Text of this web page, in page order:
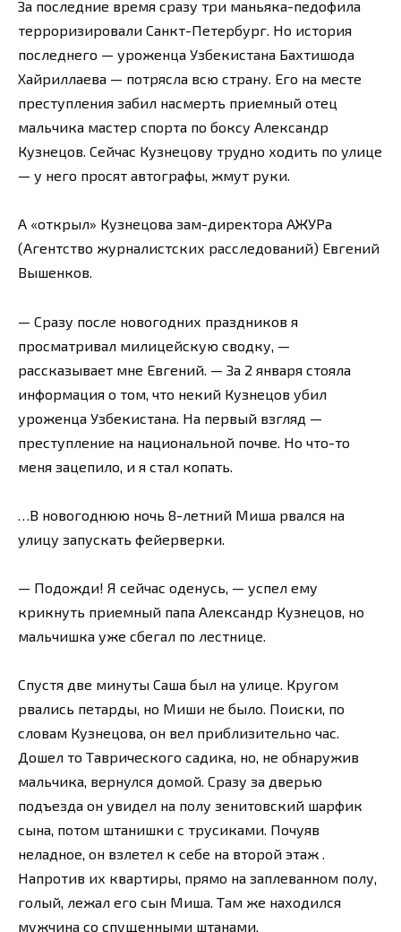
За последние время сразу три маньяка-педофила
терроризировали Санкт-Петербург. Но история
последнего — уроженца Узбекистана Бахтишода
Хайриллаева — потрясла всю страну. Его на месте
преступления забил насмерть приемный отец
мальчика мастер спорта по боксу Александр
Кузнецов. Сейчас Кузнецову трудно ходить по улице
— у него просят автографы, жмут руки.
А «открыл» Кузнецова зам-директора АЖУРа
(Агентство журналистских расследований) Евгений
Вышенков.
— Сразу после новогодних праздников я
просматривал милицейскую сводку, —
рассказывает мне Евгений. — За 2 января стояла
информация о том, что некий Кузнецов убил
уроженца Узбекистана. На первый взгляд —
преступление на национальной почве. Но что-то
меня зацепило, и я стал копать.
…В новогоднюю ночь 8-летний Миша рвался на
улицу запускать фейерверки.
— Подожди! Я сейчас оденусь, — успел ему
крикнуть приемный папа Александр Кузнецов, но
мальчишка уже сбегал по лестнице.
Спустя две минуты Саша был на улице. Кругом
рвались петарды, но Миши не было. Поиски, по
словам Кузнецова, он вел приблизительно час.
Дошел то Таврического садика, но, не обнаружив
мальчика, вернулся домой. Сразу за дверью
подъезда он увидел на полу зенитовский шарфик
сына, потом штанишки с трусиками. Почуяв
неладное, он взлетел к себе на второй этаж .
Напротив их квартиры, прямо на заплеванном полу,
голый, лежал его сын Миша. Там же находился
мужчина со спущенными штанами.